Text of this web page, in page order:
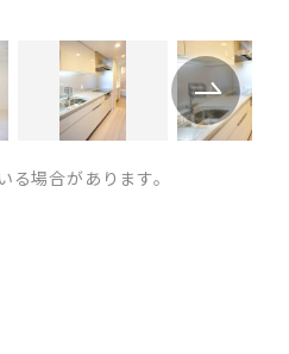
場合があります。